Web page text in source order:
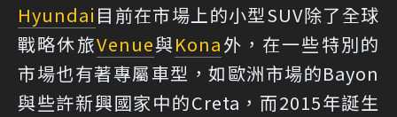
Hyundai 目前在市場上的小型SUV除了全球
戰略休旅Venue與Kona外，在一些特別的
市場也有著專屬車型，如歐洲市場的Bayon
與些許新興國家中的Creta，而2015年誕生